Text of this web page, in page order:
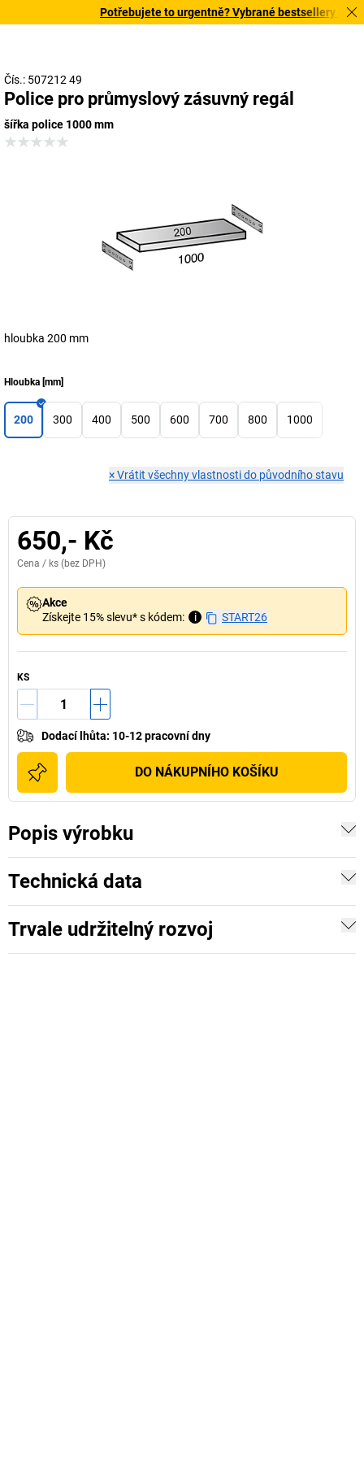
Potřebujete to urgentně? Vybrané bestsellery
Čís.: 507212 49
Police pro průmyslový zásuvný regál
šířka police 1000 mm
hloubka 200 mm
Hloubka [mm]
200 300 400 500 600 700 800 1000
×Vrátit všechny vlastnosti do původního stavu
650,- Kč
Cena / ks (bez DPH)
Akce
Získejte 15% slevu* s kódem:
i START26
KS
Dodací lhůta: 10-12 pracovní dny
DO NÁKUPNÍHO KOŠÍKU
Popis výrobku
Technická data
Trvale udržitelný rozvoj